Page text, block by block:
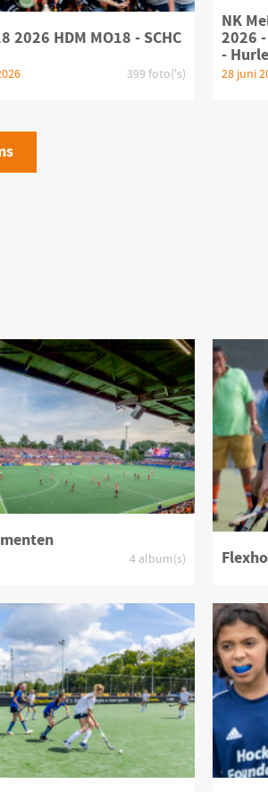
2026 HDM MO18 - SCHC
399 foto('s)
NK
2026
-
28 juni
4 album(s)